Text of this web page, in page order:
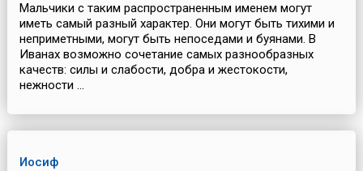
Мальчики с таким распространенным именем могут
иметь самый разный характер. Они могут быть тихими и
неприметными, могут быть непоседами и буянами. В
Иванах возможно сочетание самых разнообразных
качеств: силы и слабости, добра и жестокости,
нежности ...
Иосиф